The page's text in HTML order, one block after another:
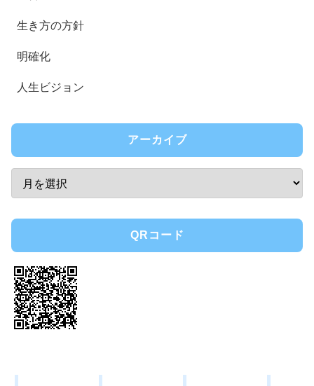
生き方の方針
明確化
人生ビジョン
アーカイブ
QRコード